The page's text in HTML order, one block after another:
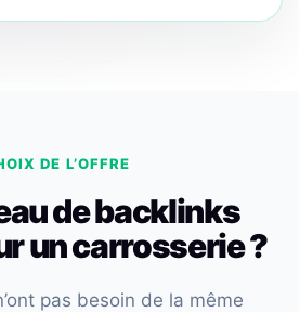
DE L’OFFRE
de backlinks
un carrosserie ?
pas besoin de la même